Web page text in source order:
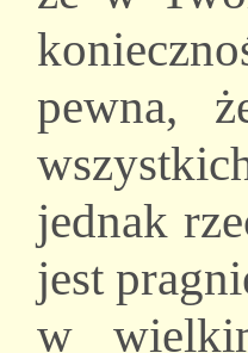
pewna,
jednak
jest
w